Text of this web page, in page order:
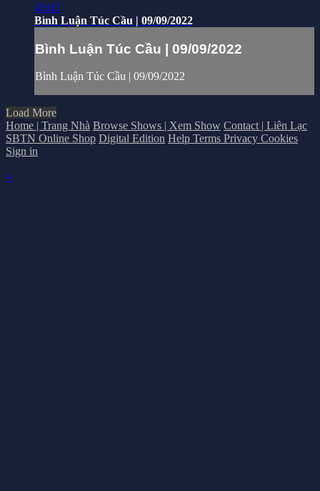
45:03
Bình Luận Túc Cầu | 09/09/2022
Bình Luận Túc Cầu | 09/09/2022
Bình Luận Túc Cầu | 09/09/2022
Load More
Home | Trang Nhà Browse Shows | Xem Show Contact | Liên Lạc
SBTN Online Shop Digital Edition Help Terms Privacy Cookies
Sign in
×